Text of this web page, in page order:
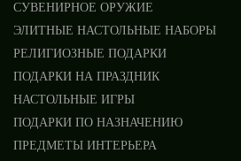
СУВЕНИРНОЕ ОРУЖИЕ
ЭЛИТНЫЕ НАСТОЛЬНЫЕ НАБОРЫ
РЕЛИГИОЗНЫЕ ПОДАРКИ
ПОДАРКИ НА ПРАЗДНИК
НАСТОЛЬНЫЕ ИГРЫ
ПОДАРКИ ПО НАЗНАЧЕНИЮ
ПРЕДМЕТЫ ИНТЕРЬЕРА